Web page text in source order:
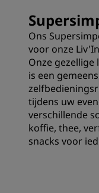
Ons
voor onze
Onze
is een
tijdens uw
verschillende
koffie, thee,
snacks voor